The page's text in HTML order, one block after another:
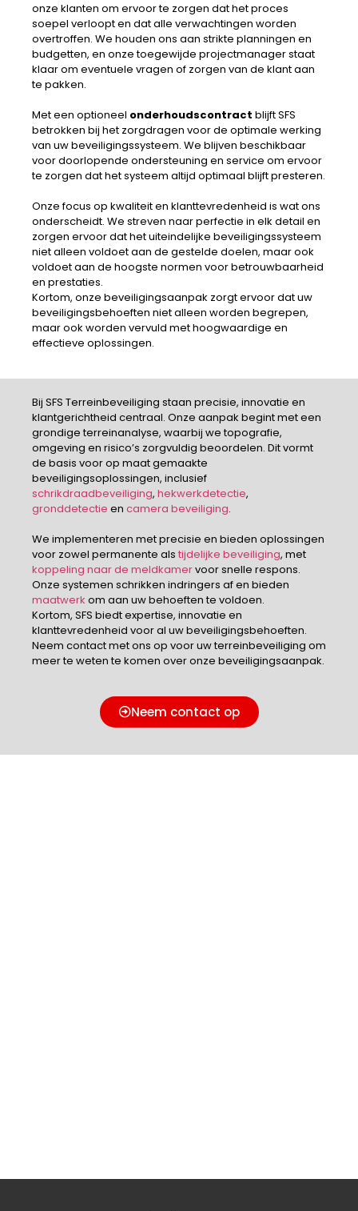
onze klanten om ervoor te zorgen dat het proces
soepel verloopt en dat alle verwachtingen worden
overtroffen. We houden ons aan strikte planningen en
budgetten, en onze toegewijde projectmanager staat
klaar om eventuele vragen of zorgen van de klant aan
te pakken.
Met een optioneel onderhoudscontract blijft SFS
betrokken bij het zorgdragen voor de optimale werking
van uw beveiligingssysteem. We blijven beschikbaar
voor doorlopende ondersteuning en service om ervoor
te zorgen dat het systeem altijd optimaal blijft presteren.
Onze focus op kwaliteit en klanttevredenheid is wat ons
onderscheidt. We streven naar perfectie in elk detail en
zorgen ervoor dat het uiteindelijke beveiligingssysteem
niet alleen voldoet aan de gestelde doelen, maar ook
voldoet aan de hoogste normen voor betrouwbaarheid
en prestaties.
Kortom, onze beveiligingsaanpak zorgt ervoor dat uw
beveiligingsbehoeften niet alleen worden begrepen,
maar ook worden vervuld met hoogwaardige en
effectieve oplossingen.
Bij SFS Terreinbeveiliging staan precisie, innovatie en
klantgerichtheid centraal. Onze aanpak begint met een
grondige terreinanalyse, waarbij we topografie,
omgeving en risico’s zorgvuldig beoordelen. Dit vormt
de basis voor op maat gemaakte
beveiligingsoplossingen, inclusief
schrikdraadbeveiliging, hekwerkdetectie,
gronddetectie en camera beveiliging.
We implementeren met precisie en bieden oplossingen
voor zowel permanente als tijdelijke beveiliging, met
koppeling naar de meldkamervoor snelle respons.
Onze systemen schrikken indringers af en bieden
maatwerk om aan uw behoeften te voldoen.
Kortom, SFS biedt expertise, innovatie en
klanttevredenheid voor al uw beveiligingsbehoeften.
Neem contact met ons op voor uw terreinbeveiliging om
meer te weten te komen over onze beveiligingsaanpak.
Neem contact op